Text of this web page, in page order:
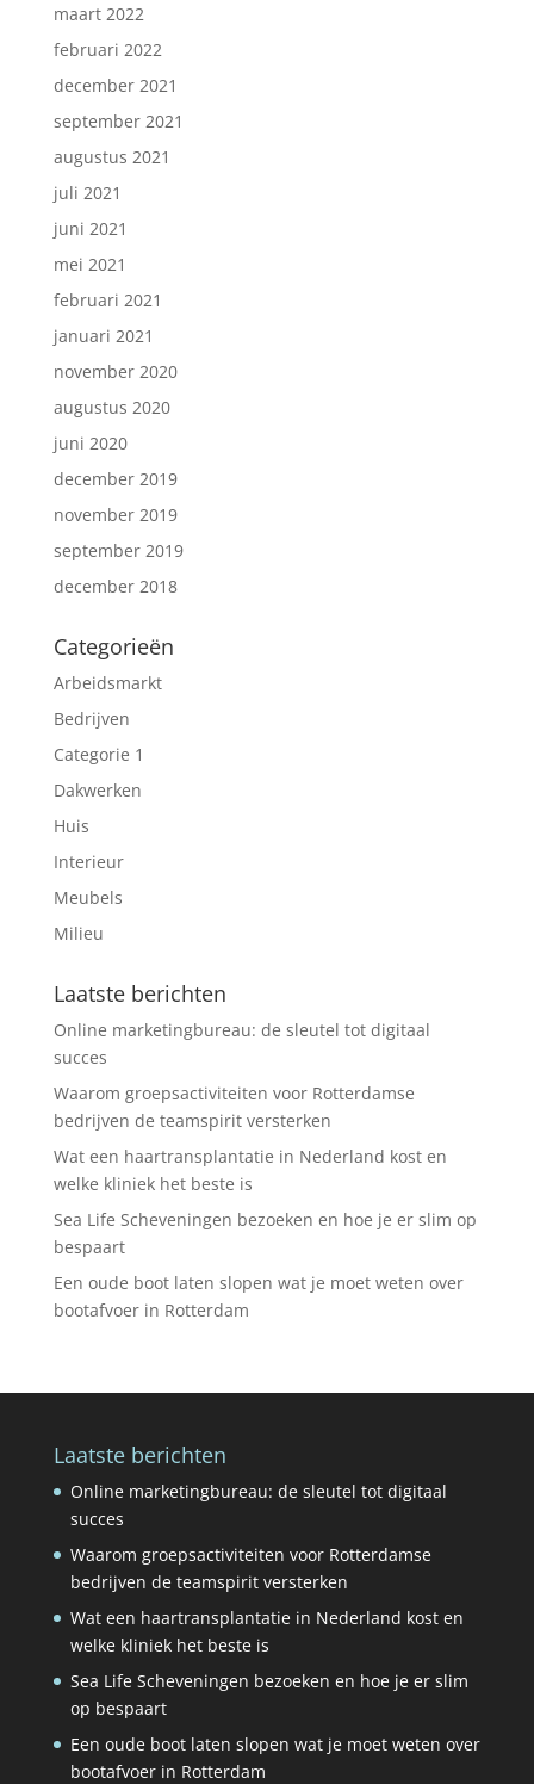
maart 2022
februari 2022
december 2021
september 2021
augustus 2021
juli 2021
juni 2021
mei 2021
februari 2021
januari 2021
november 2020
augustus 2020
juni 2020
december 2019
november 2019
september 2019
december 2018
Categorieën
Arbeidsmarkt
Bedrijven
Categorie 1
Dakwerken
Huis
Interieur
Meubels
Milieu
Laatste berichten
Online marketingbureau: de sleutel tot digitaal
succes
Waarom groepsactiviteiten voor Rotterdamse
bedrijven de teamspirit versterken
Wat een haartransplantatie in Nederland kost en
welke kliniek het beste is
Sea Life Scheveningen bezoeken en hoe je er slim op
bespaart
Een oude boot laten slopen wat je moet weten over
bootafvoer in Rotterdam
Laatste berichten
Online marketingbureau: de sleutel tot digitaal
succes
Waarom groepsactiviteiten voor Rotterdamse
bedrijven de teamspirit versterken
Wat een haartransplantatie in Nederland kost en
welke kliniek het beste is
Sea Life Scheveningen bezoeken en hoe je er slim
op bespaart
Een oude boot laten slopen wat je moet weten over
bootafvoer in Rotterdam